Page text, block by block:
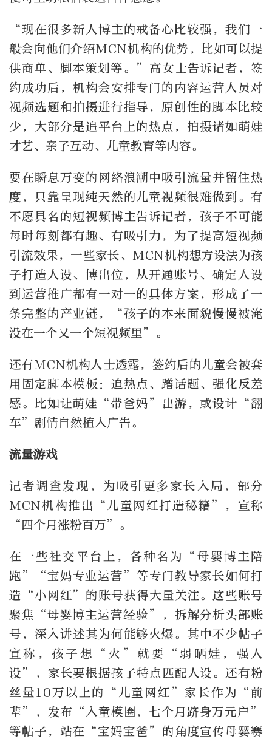
“现在很多新人博主的戒备心比较强，我们一
般会向他们介绍MCN机构的优势，比如可以提
供商单、脚本策划等。”高女士告诉记者，签
约成功后，机构会安排专门的内容运营人员对
视频选题和拍摄进行指导，原创性的脚本比较
少，大部分是追平台上的热点，拍摄诸如萌娃
才艺、亲子互动、儿童教育等内容。
要在瞬息万变的网络浪潮中吸引流量并留住热
度，只靠呈现纯天然的儿童视频很难做到。有
不愿具名的短视频博主告诉记者，孩子不可能
每时每刻都有趣、有吸引力，为了提高短视频
引流效果，一些家长、MCN机构想方设法为孩
子打造人设、博出位，从开通账号、确定人设
到运营推广都有一对一的具体方案，形成了一
条完整的产业链，“孩子的本来面貌慢慢被淹
没在一个又一个短视频里”。
还有MCN机构人士透露，签约后的儿童会被套
用固定脚本模板：追热点、蹭话题、强化反差
感。比如让萌娃“带爸妈”出游，或设计“翻
车”剧情自然植入广告。
流量游戏
记者调查发现，为吸引更多家长入局，部分
MCN机构推出“儿童网红打造秘籍”，宣称
“四个月涨粉百万”。
在一些社交平台上，各种名为“母婴博主陪
跑”“宝妈专业运营”等专门教导家长如何打
造“小网红”的账号获得大量关注。这些账号
聚焦“母婴博主运营经验”，拆解分析头部账
号，深入讲述其为何能够火爆。其中不少帖子
宣称，孩子想“火”就要“弱晒娃，强人
设”，家长要根据孩子特点匹配人设。还有粉
丝量10万以上的“儿童网红”家长作为“前
辈”，发布“入童模圈，七个月跻身万元户”
等帖子，站在“宝妈宝爸”的角度宣传母婴赛